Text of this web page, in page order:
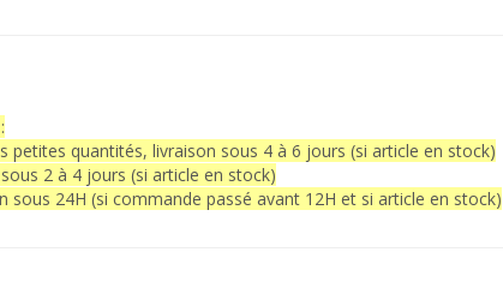
petites quantités, livraison sous 4 à 6 jours (si article en stock)
2 à 4 jours (si article en stock)
sous 24H (si commande passé avant 12H et si article en stock)
Votre choix